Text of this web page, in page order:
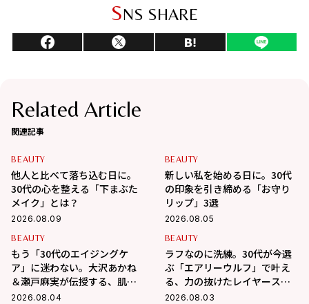
SNS SHARE
Related Article
関連記事
BEAUTY
他人と比べて落ち込む日に。
30代の心を整える「下まぶた
メイク」とは？
2026.08.09
BEAUTY
新しい私を始める日に。30代
の印象を引き締める「お守り
リップ」3選
2026.08.05
BEAUTY
もう「30代のエイジングケ
ア」に迷わない。大沢あかね
＆瀬戸麻実が伝授する、肌が
変わるポジティブ美肌習慣
2026.08.04
BEAUTY
ラフなのに洗練。30代が今選
ぶ「エアリーウルフ」で叶え
る、力の抜けたレイヤースタ
イル
2026.08.03